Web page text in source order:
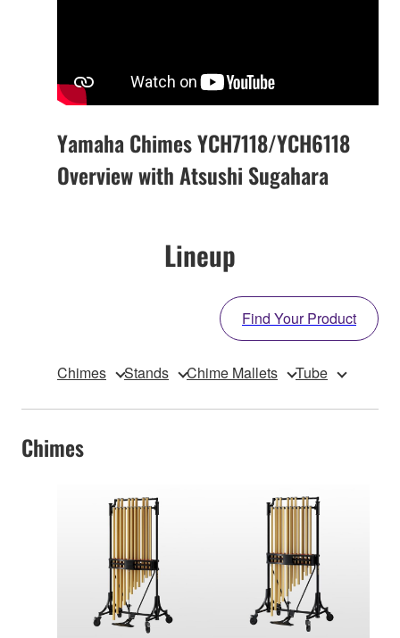
Yamaha Chimes YCH7118/YCH6118
Overview with Atsushi Sugahara
Lineup
Find Your Product
Chimes Stands Chime Mallets Tube
Chimes